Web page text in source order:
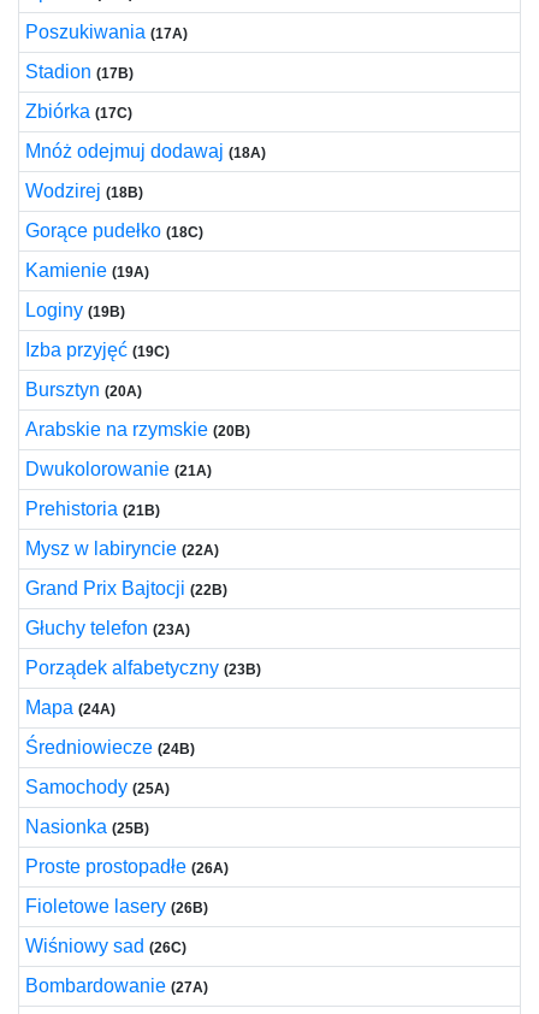
Poszukiwania (17A)
Stadion (17B)
Zbiórka (17C)
Mnóż odejmuj dodawaj (18A)
Wodzirej (18B)
Gorące pudełko (18C)
Kamienie (19A)
Loginy (19B)
Izba przyjęć (19C)
Bursztyn (20A)
Arabskie na rzymskie (20B)
Dwukolorowanie (21A)
Prehistoria (21B)
Mysz w labiryncie (22A)
Grand Prix Bajtocji (22B)
Głuchy telefon (23A)
Porządek alfabetyczny (23B)
Mapa (24A)
Średniowiecze (24B)
Samochody (25A)
Nasionka (25B)
Proste prostopadłe (26A)
Fioletowe lasery (26B)
Wiśniowy sad (26C)
Bombardowanie (27A)